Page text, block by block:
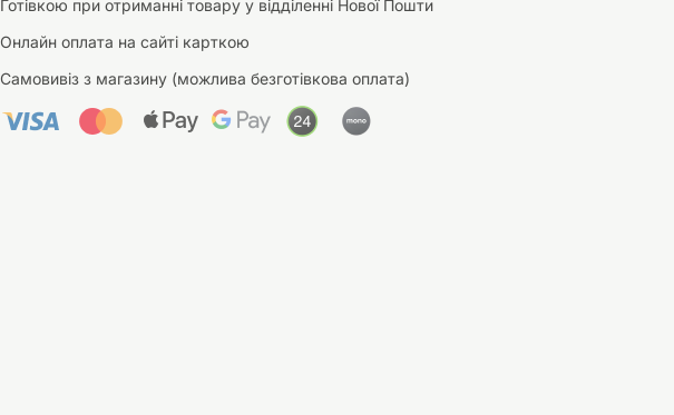
Готівкою при отриманні товару у відділенні Нової Пошти
Онлайн оплата на сайті карткою
Самовивіз з магазину (можлива безготівкова оплата)